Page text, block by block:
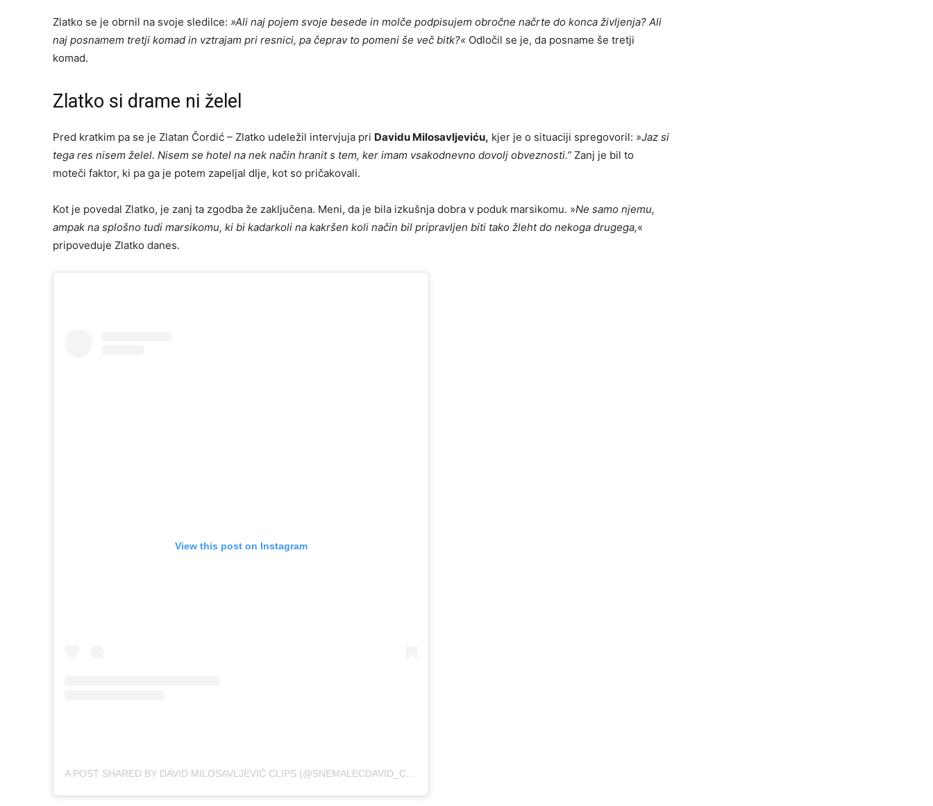
Zlatko se je obrnil na svoje sledilce: »Ali naj pojem svoje besede in molče podpisujem obročne načrte do konca življenja? Ali
naj posnamem tretji komad in vztrajam pri resnici, pa čeprav to pomeni še več bitk?« Odločil se je, da posname še tretji
komad.
Zlatko si drame ni želel
Pred kratkim pa se je Zlatan Čordić – Zlatko udeležil intervjuja pri Davidu Milosavljeviću, kjer je o situaciji spregovoril: »Jaz si
tega res nisem želel. Nisem se hotel na nek način hranit s tem, ker imam vsakodnevno dovolj obveznosti.” Zanj je bil to
moteči faktor, ki pa ga je potem zapeljal dlje, kot so pričakovali.
Kot je povedal Zlatko, je zanj ta zgodba že zaključena. Meni, da je bila izkušnja dobra v poduk marsikomu. »Ne samo njemu,
ampak na splošno tudi marsikomu, ki bi kadarkoli na kakršen koli način bil pripravljen biti tako žleht do nekoga drugega,«
pripoveduje Zlatko danes.
View this post on Instagram
A POST SHARED BY DAVID MILOSAVLJEVIĆ CLIPS (@SNEMALECDAVID_CLIPS)